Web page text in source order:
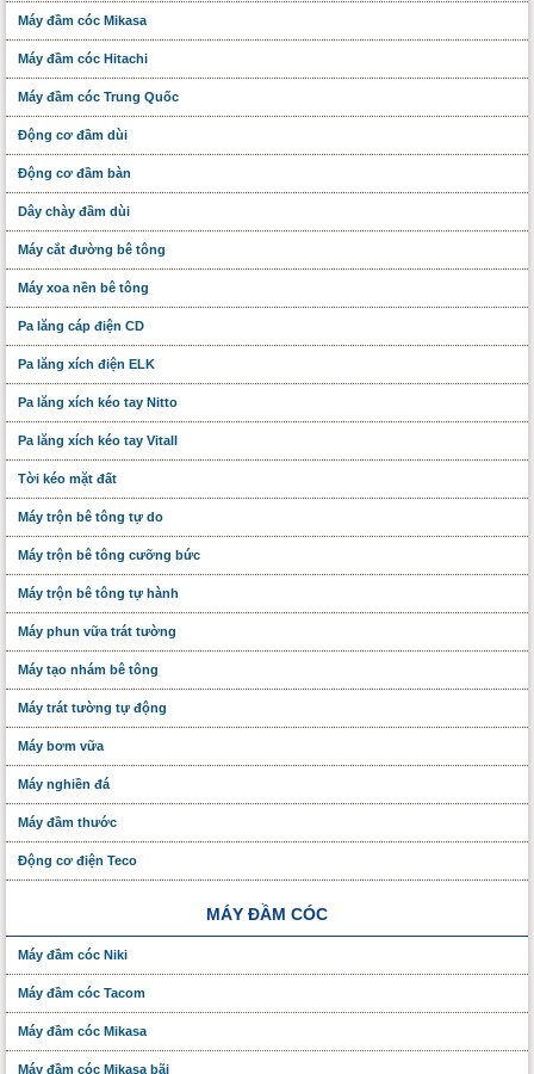
Máy đầm cóc Mikasa
Máy đầm cóc Hitachi
Máy đầm cóc Trung Quốc
Động cơ đầm dùi
Động cơ đầm bàn
Dây chày đầm dùi
Máy cắt đường bê tông
Máy xoa nền bê tông
Pa lăng cáp điện CD
Pa lăng xích điện ELK
Pa lăng xích kéo tay Nitto
Pa lăng xích kéo tay Vitall
Tời kéo mặt đất
Máy trộn bê tông tự do
Máy trộn bê tông cưỡng bức
Máy trộn bê tông tự hành
Máy phun vữa trát tường
Máy tạo nhám bê tông
Máy trát tường tự động
Máy bơm vữa
Máy nghiền đá
Máy đầm thước
Động cơ điện Teco
MÁY ĐẦM CÓC
Máy đầm cóc Niki
Máy đầm cóc Tacom
Máy đầm cóc Mikasa
Máy đầm cóc Mikasa bãi